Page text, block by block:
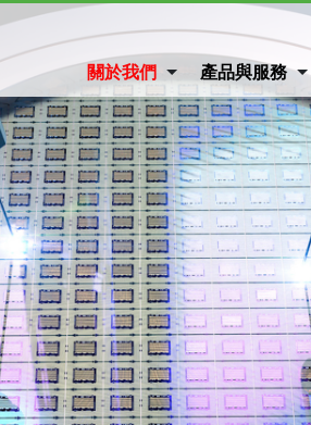
關於我們 產品與服務